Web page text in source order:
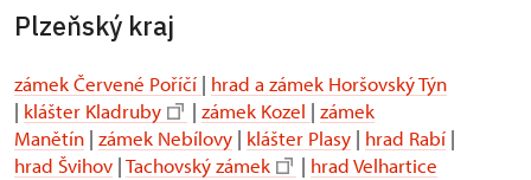
Plzeňský kraj
zámek Červené Poříčí | hrad a zámek Horšovský Týn
| klášter Kladruby | zámek Kozel | zámek
Manětín | zámek Nebílovy | klášter Plasy | hrad Rabí |
hrad Švihov |Tachovský zámek | hrad Velhartice